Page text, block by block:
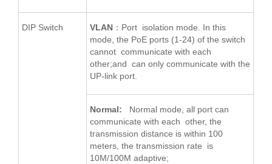
DIP Switch VLAN ：Port isolation mode. In this
mode, the PoE ports (1-24) of the switch
cannot communicate with each
other;and can only communicate with the
UP-link port.
Normal:
Normal mode, all port can
communicate with each other, the
transmission distance is within 100
meters, the transmission rate is
10M/100M adaptive;